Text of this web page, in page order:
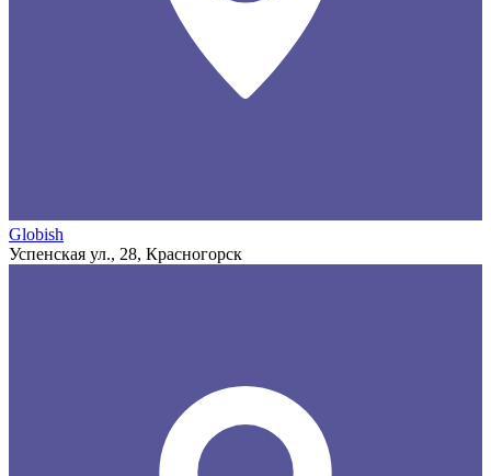
Globish
Успенская ул., 28, Красногорск